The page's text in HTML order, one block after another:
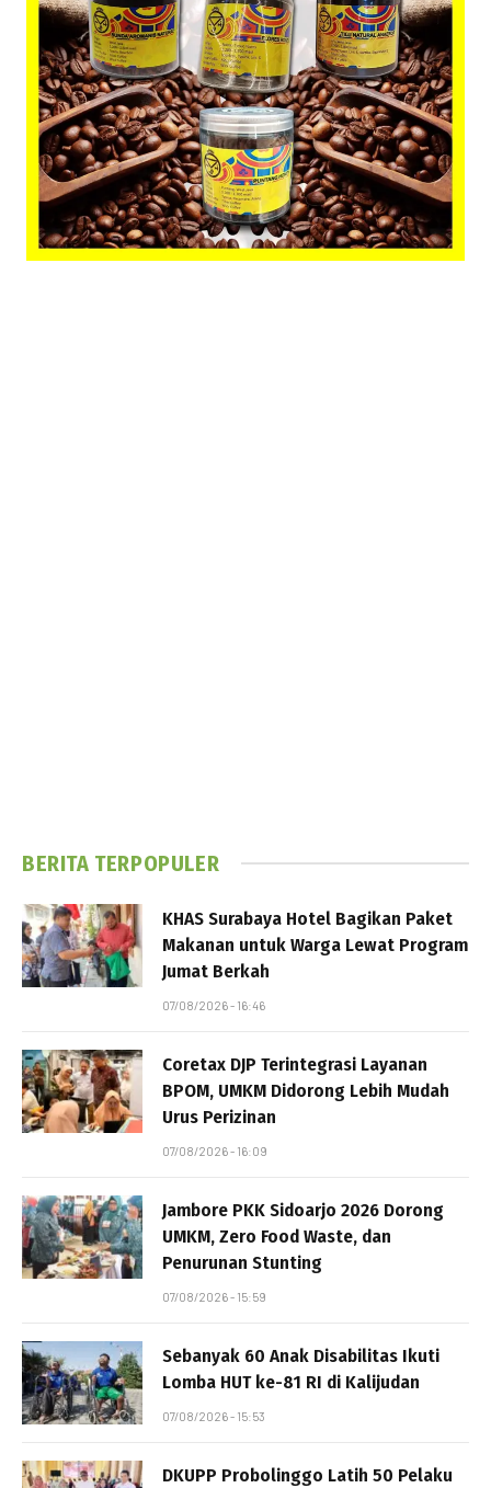
BERITA TERPOPULER
KHAS Surabaya Hotel Bagikan Paket
Makanan untuk Warga Lewat Program
Jumat Berkah
07/08/2026 - 16:46
Coretax DJP Terintegrasi Layanan
BPOM, UMKM Didorong Lebih Mudah
Urus Perizinan
07/08/2026 - 16:09
Jambore PKK Sidoarjo 2026 Dorong
UMKM, Zero Food Waste, dan
Penurunan Stunting
07/08/2026 - 15:59
Sebanyak 60 Anak Disabilitas Ikuti
Lomba HUT ke-81 RI di Kalijudan
07/08/2026 - 15:53
DKUPP Probolinggo Latih 50 Pelaku